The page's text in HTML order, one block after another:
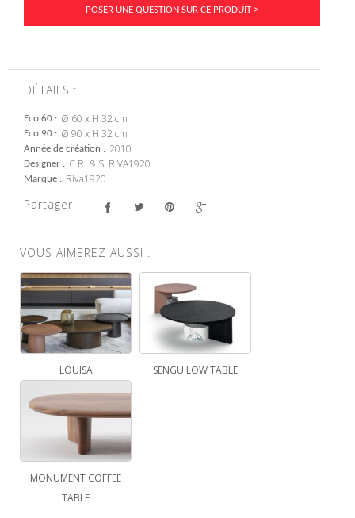
POSER UNE QUESTION SUR CE PRODUIT >
DÉTAILS :
Eco 60 Ø 60 x H 32 cm
Eco 90 Ø 90 x H 32 cm
Année de création 2010
Designer C.R. & S. RIVA1920
Marque Riva1920
Partager
VOUS AIMEREZ AUSSI :
LOUISA SENGU LOW TABLE
MONUMENT COFFEE
TABLE